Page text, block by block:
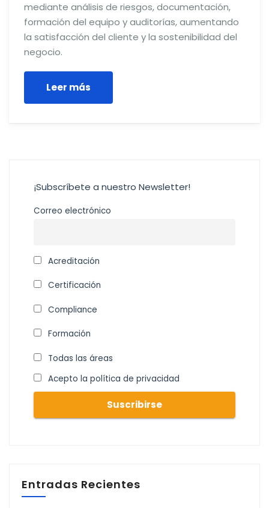
mediante análisis de riesgos, documentación,
formación del equipo y auditorías, aumentando
la satisfacción del cliente y la sostenibilidad del
negocio.
Leer más
¡Subscríbete a nuestro Newsletter!
Correo electrónico
Acreditación
Certificación
Compliance
Formación
Todas las áreas
Acepto la política de privacidad
Entradas Recientes